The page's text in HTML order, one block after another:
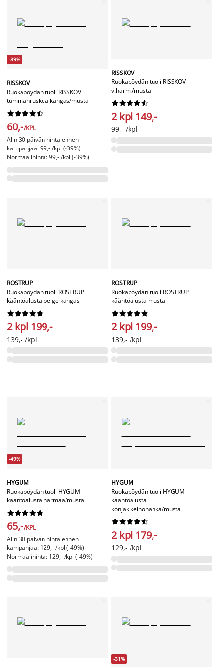
-39%
RISSKOV
Ruokapöydän tuoli RISSKOV
tummanruskea kangas/musta






60,-/KPL
Alin 30 päivän hinta ennen
kampanjaa: 99,- /kpl (-39%)
Normaalihinta: 99,- /kpl (-39%)
RISSKOV
Ruokapöydän tuoli RISSKOV
v.harm./musta






2 kpl 149,-
99,- /kpl
ROSTRUP
Ruokapöydän tuoli ROSTRUP
kääntöalusta beige kangas






2 kpl 199,-
139,- /kpl
ROSTRUP
Ruokapöydän tuoli ROSTRUP
kääntöalusta musta






2 kpl 199,-
139,- /kpl
-49%
HYGUM
Ruokapöydän tuoli HYGUM
kääntöalusta harmaa/musta






65,-/KPL
Alin 30 päivän hinta ennen
kampanjaa: 129,- /kpl (-49%)
Normaalihinta: 129,- /kpl (-49%)
HYGUM
Ruokapöydän tuoli HYGUM
kääntöalusta
konjak.keinonahka/musta






2 kpl 179,-
129,- /kpl
-31%